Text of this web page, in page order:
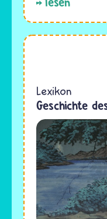
Buddhismus
Lexikon
Geschichte